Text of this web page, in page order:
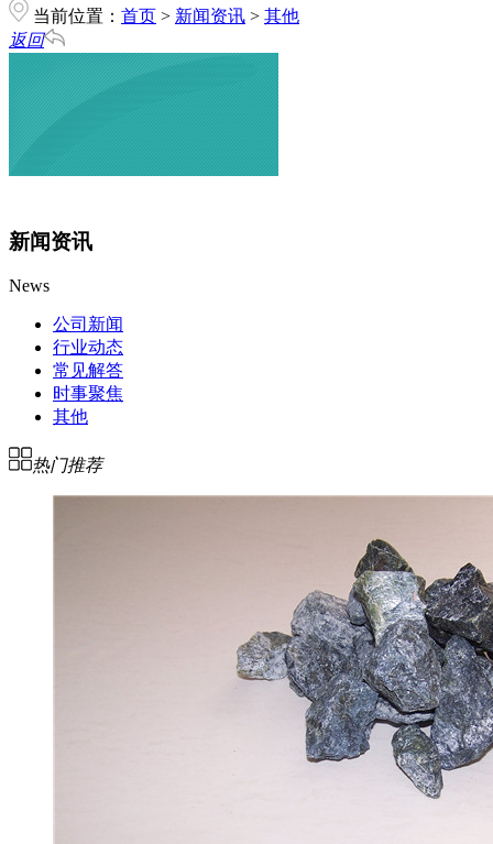
当前位置： 首页 > 新闻资讯 > 其他
返回
新闻资讯
News
公司新闻
行业动态
常见解答
时事聚焦
其他
热门推荐